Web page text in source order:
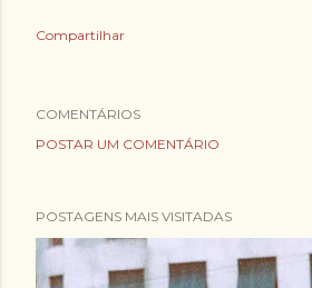
Compartilhar
COMENTÁRIOS
POSTAR UM COMENTÁRIO
POSTAGENS MAIS VISITADAS